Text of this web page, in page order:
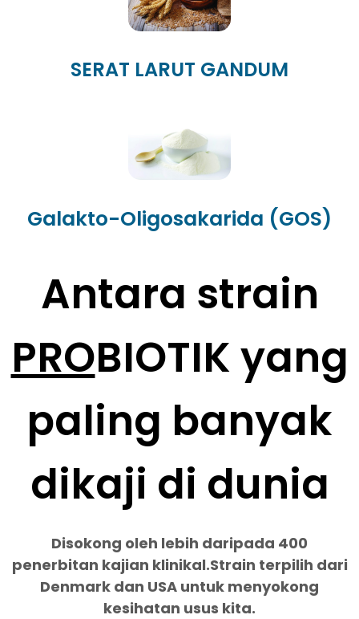
SERAT LARUT GANDUM
Galakto-Oligosakarida (GOS)
Antara strain
PROBIOTIK yang
paling banyak
dikaji di dunia
Disokong oleh lebih daripada 400
penerbitan kajian klinikal.Strain terpilih dari
Denmark dan USA untuk menyokong
kesihatan usus kita.